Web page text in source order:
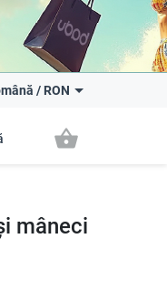
/ RON
shopping_basket
mâneci